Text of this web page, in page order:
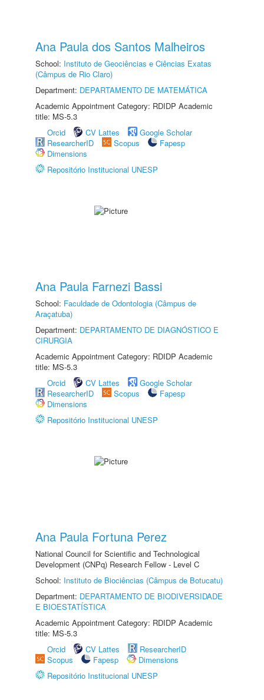
Ana Paula dos Santos Malheiros
School: Instituto de Geociências e Ciências Exatas
(Câmpus de Rio Claro)
Department: DEPARTAMENTO DE MATEMÁTICA
Academic Appointment Category: RDIDP Academic
title: MS-5.3
Orcid
CV Lattes
Google Scholar
ResearcherID
Scopus
Fapesp
Dimensions
Repositório Institucional UNESP
Ana Paula Farnezi Bassi
School: Faculdade de Odontologia (Câmpus de
Araçatuba)
Department: DEPARTAMENTO DE DIAGNÓSTICO E
CIRURGIA
Academic Appointment Category: RDIDP Academic
title: MS-5.3
Orcid
CV Lattes
Google Scholar
ResearcherID
Scopus
Fapesp
Dimensions
Repositório Institucional UNESP
Ana Paula Fortuna Perez
National Council for Scientific and Technological
Development (CNPq) Research Fellow - Level C
School: Instituto de Biociências (Câmpus de Botucatu)
Department: DEPARTAMENTO DE BIODIVERSIDADE
E BIOESTATÍSTICA
Academic Appointment Category: RDIDP Academic
title: MS-5.3
Orcid
CV Lattes
ResearcherID
Scopus
Fapesp
Dimensions
Repositório Institucional UNESP